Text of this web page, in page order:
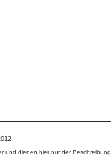
und dienen hier nur der Beschreibung